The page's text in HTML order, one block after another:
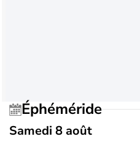
Éphéméride
Samedi 8 août